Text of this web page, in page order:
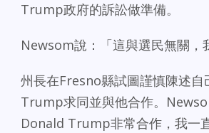
Trump政府的訴訟做準備。
Newsom說：「這與選民無關，
州長在Fresno縣試圖謹慎陳述自
Trump求同並與他合作。
Donald Trump非常合作，我一